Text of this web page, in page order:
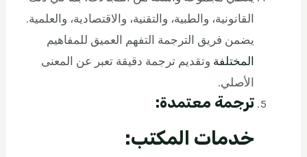
القانونية، والطبية، والتقنية، والاقتصادية، والعلمية.
يضمن فريق الترجمة التفهم العميق للمفاهيم
المختلفة وتقديم ترجمة دقيقة تعبر عن المعنى
الأصلي.
ترجمة معتمدة:
خدمات المكتب: